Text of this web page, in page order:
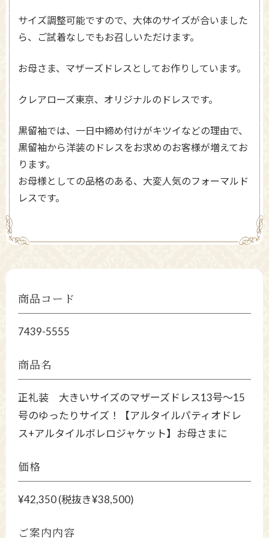
サイズ調整可能ですので、大体のサイズが合いました
ら、ご試着なしでもお召しいただけます。
お母さま、マザーズドレスとしてお作りしています。
クレアローズ東京、オリジナルのドレスです。
黒留袖では、一日中締め付けがキツイなどの理由で、
黒留袖から洋装のドレスをお求めのお客様が増えてお
ります。
お母様としての品格のある、大変人気のフォーマルド
レスです。
商品コード
7439-5555
商品名
正礼装 大きいサイズのマザーズドレス13号～15
号のゆったりサイズ！【アルタイルパティオドレ
ス+アルタイルボレロジャケット】お母さまに
価格
¥42,350 (税抜き¥38,500)
ご案内内容